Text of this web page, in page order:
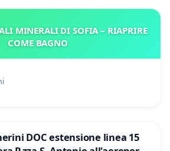
MINERALI DI SOFIA – RIAPRIRE
COME BAGNO
DOC estensione linea 15